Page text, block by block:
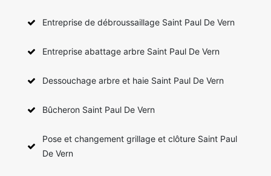
Entreprise de débroussaillage Saint Paul De Vern
Entreprise abattage arbre Saint Paul De Vern
Dessouchage arbre et haie Saint Paul De Vern
Bûcheron Saint Paul De Vern
Pose et changement grillage et clôture Saint Paul
De Vern